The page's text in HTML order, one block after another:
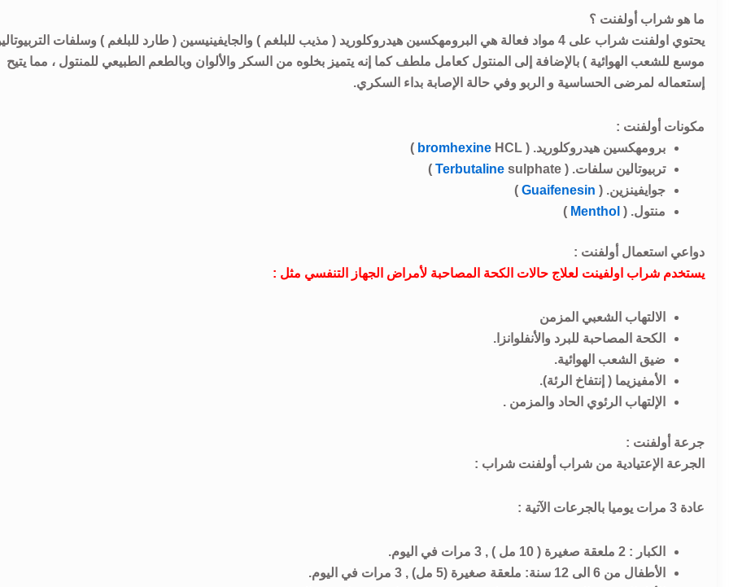
ما هو شراب أولفنت ؟
يحتوي اولفنت شراب على 4 مواد فعالة هي البرومهكسين هيدروكلوريد ( مذيب للبلغم ) والجايفينيسين ( طارد للبلغم ) وسلفات
موسع للشعب الهوائية ) بالإضافة إلى المنتول كعامل ملطف كما إنه يتميز بخلوه من السكر والألوان وبالطعم الطبيعي للمنتول ، مما يتيح
إستعماله لمرضى الحساسية و الربو وفي حالة الإصابة بداء السكري.
مكونات أولفنت :
برومهكسين هيدروكلوريد. (
bromhexine HCL )
تربيوتالين سلفات. (
Terbutaline sulphate )
جوايفينزين. ( Guaifenesin
)
منتول. ( Menthol
)
دواعي استعمال أولفنت :
يستخدم شراب اولفينت لعلاج حالات الكحة المصاحبة لأمراض الجهاز التنفسي مثل :
الالتهاب الشعبي المزمن
الكحة المصاحبة للبرد والأنفلوانزا.
ضيق الشعب الهوائية.
الأمفيزيما ( إنتفاخ الرئة).
الإلتهاب الرئوي الحاد والمزمن .
جرعة أولفنت :
الجرعة الإعتيادية من شراب أولفنت شراب :
عادة 3 مرات يوميا بالجرعات الآتية :
الكبار : 2 ملعقة صغيرة ( 10 مل ) , 3 مرات في اليوم.
الأطفال من 6 الى 12 سنة: ملعقة صغيرة (5 مل) , 3 مرات في اليوم.